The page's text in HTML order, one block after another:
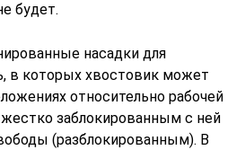
будет.
насадки для
в которых хвостовик может
относительно рабочей
заблокированным с ней
(разблокированным). В